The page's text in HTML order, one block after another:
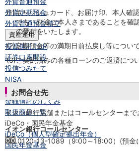
外貨定期預金
外貨普通預金積立
資産運用
投資信託TOP
証券口座開設
投信つみたて
NISA
金銭信託
金銭信託のしくみ
取扱商品一覧
iDeCo・国民年金基金
iDeCo（個人型確定拠出年金）
国民年金基金
(1)キャッシュカード、お届け印、本人確
でも、別途ご本人さまであることを確
の受付をいたします。
(2)定期預金等の満期日前払戻し等につい
(3)ご契約済みの各種ローンのご返済につ
お問合せ先
イオン銀行店舗またはコールセンターまで
イオン銀行コールセンター
0120-13-1089（9:00～18:00）(預金